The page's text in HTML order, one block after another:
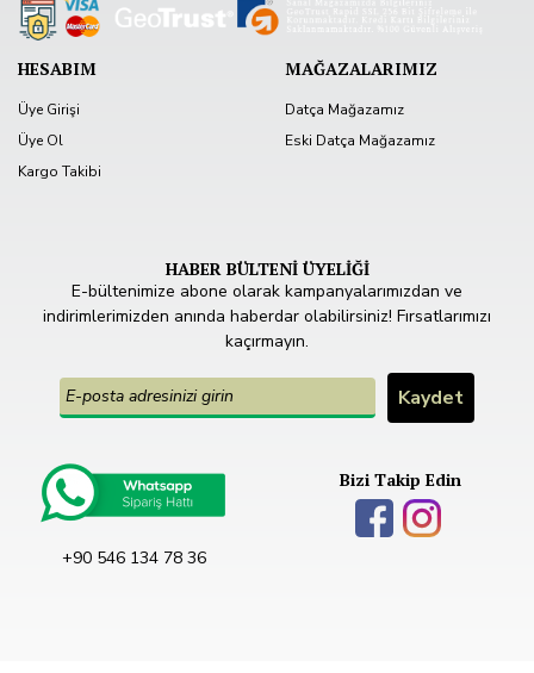
HESABIM
Üye Girişi
Üye Ol
Kargo Takibi
MAĞAZALARIMIZ
Datça Mağazamız
Eski Datça Mağazamız
HABER BÜLTENİ ÜYELİĞİ
E-bültenimize abone olarak kampanyalarımızdan ve
indirimlerimizden anında haberdar olabilirsiniz! Fırsatlarımızı
kaçırmayın.
+90 546 134 78 36
Bizi Takip Edin